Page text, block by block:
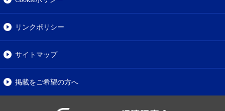
リンクポリシー
サイトマップ
掲載をご希望の方へ